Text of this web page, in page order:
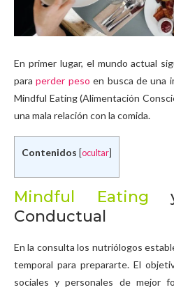
En primer lugar, el mundo actual
paraperder peso en busca de una
Mindful Eating (Alimentación
una mala relación con la comida.
Contenidos ocultar
Mindful Eating
Conductual
En la consulta los nutriólogos
temporal para prepararte. El
sociales y personales de mejor